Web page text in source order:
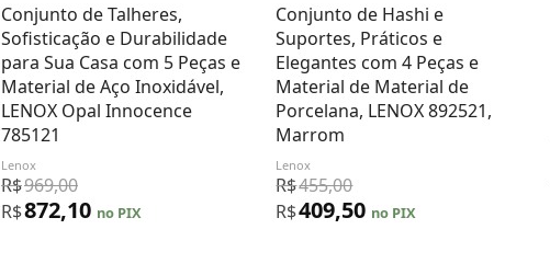
Conjunto de Talheres,
Sofisticação e Durabilidade
para Sua Casa com 5 Peças e
Material de Aço Inoxidável,
LENOX Opal Innocence
785121
Lenox
R$969,00
R$872,10 no PIX
Conjunto de Hashi e
Suportes, Práticos e
Elegantes com 4 Peças e
Material de Material de
Porcelana, LENOX 892521,
Marrom
Lenox
R$455,00
R$409,50 no PIX